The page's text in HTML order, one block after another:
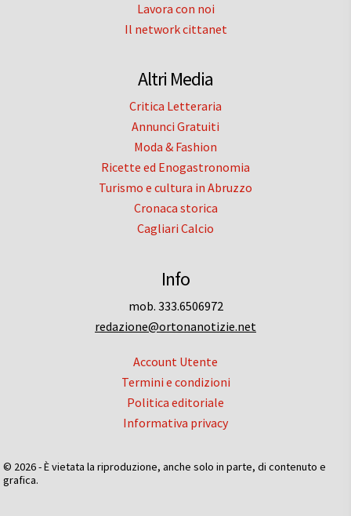
Lavora con noi
Il network cittanet
Altri Media
Critica Letteraria
Annunci Gratuiti
Moda & Fashion
Ricette ed Enogastronomia
Turismo e cultura in Abruzzo
Cronaca storica
Cagliari Calcio
Info
mob. 333.6506972
redazione@ortonanotizie.net
Account Utente
Termini e condizioni
Politica editoriale
Informativa privacy
© 2026 - È vietata la riproduzione, anche solo in parte, di contenuto e
grafica.